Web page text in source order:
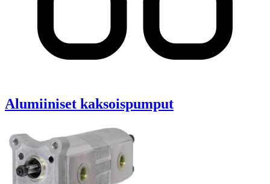
Alumiiniset kaksoispumput